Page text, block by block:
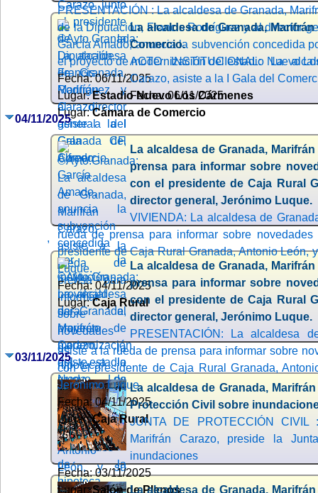
PRESENTACIÓN : La alcaldesa de Granada,
de la Diputación, Francis Rodríguez y al director
García Amado, anuncia la subvención concedida
el proyecto de modernización del estadio Nuevo
Fecha: 06/11/2025
Lugar:Estadio Nuevo Los Cármenes
La alcaldesa de Granada,
Comercio.
ACTO INSTITUCIONAL: La
Carazo, asiste a la I Gala del
Fecha: 06/11/2025
Lugar:Cámara de Comercio
04/11/2025
La alcaldesa de Granada,
prensa para informar sobre
con el presidente de Caja Rural
director general, Jerónimo Luque.
VIVIENDA: La alcaldesa de
rueda de prensa para informar sobre
presidente de Caja Rural Granada, Antonio León,
Luque.
Fecha: 04/11/2025
Lugar:Caja Rural
,
La alcaldesa de Granada,
prensa para informar sobre
con el presidente de Caja Rural
director general, Jerónimo Luque.
PRESENTACIÓN: La alcaldesa
asiste a la rueda de prensa para informar sobre
con el presidente de Caja Rural Granada,
Jerónimo Luque.
Fecha: 04/11/2025
Lugar:Caja Rural
03/11/2025
La alcaldesa de Granada,
Protección Civil sobre
JUNTA DE PROTECCIÓN
Marifrán Carazo, preside la
inundaciones
Fecha: 03/11/2025
Lugar:Salón de Plenos
La alcaldesa de Granada,